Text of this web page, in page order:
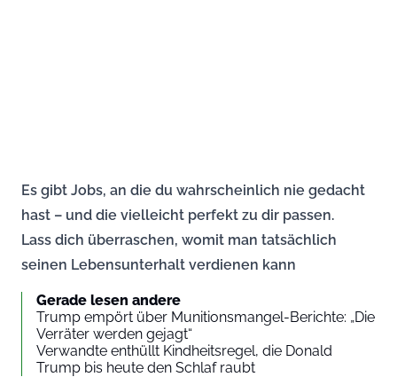
Es gibt Jobs, an die du wahrscheinlich nie gedacht
hast – und die vielleicht perfekt zu dir passen.
Lass dich überraschen, womit man tatsächlich
seinen Lebensunterhalt verdienen kann
Gerade lesen andere
Trump empört über Munitionsmangel-Berichte: „Die
Verräter werden gejagt“
Verwandte enthüllt Kindheitsregel, die Donald
Trump bis heute den Schlaf raubt